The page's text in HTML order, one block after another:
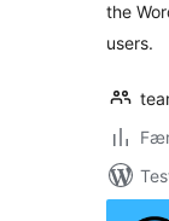
the
users.